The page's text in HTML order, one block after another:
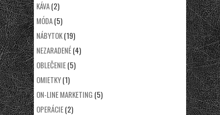
KÁVA(2)
MÓDA(5)
NÁBYTOK(19)
NEZARADENÉ(4)
OBLEČENIE(5)
OMIETKY(1)
ON-LINE MARKETING (5)
OPERÁCIE(2)